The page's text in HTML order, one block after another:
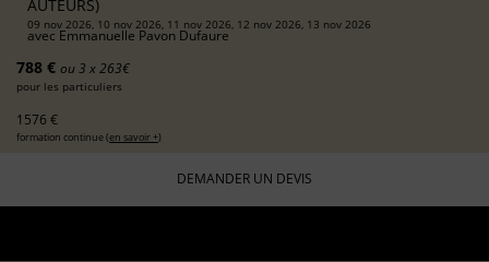
AUTEURS)
09 nov 2026, 10 nov 2026, 11 nov 2026, 12 nov 2026, 13 nov 2026
avec Emmanuelle Pavon Dufaure
788 € ou 3 x 263€
pour les particuliers
1576 €
formation continue (en savoir +)
DEMANDER UN DEVIS